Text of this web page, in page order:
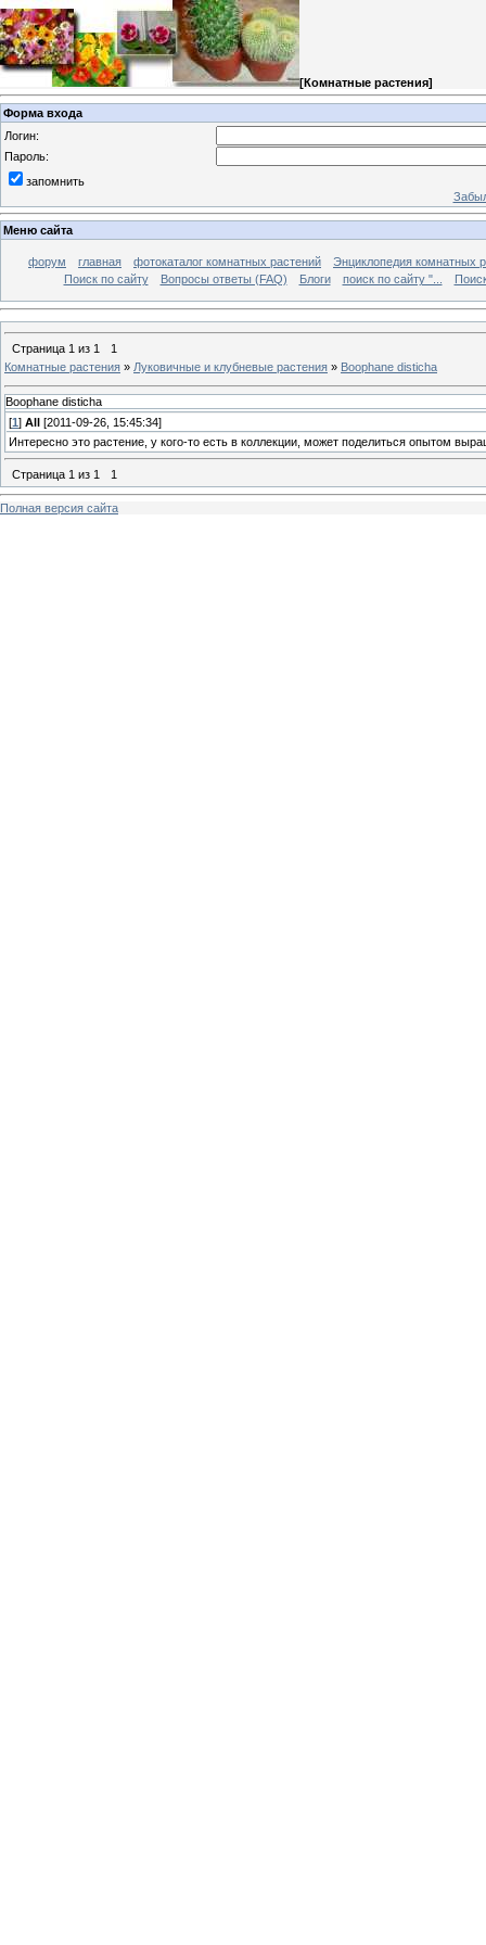
[Комнатные растения]
Форма входа
Логин:
Пароль:
запомнить
Меню сайта
форум главная фотокаталог комнатных растений
Энциклопедия комнатных
Поиск по сайту
Вопросы ответы (FAQ) Блоги поиск по сайту "...
Страница 1 из 1
1
Комнатные растения » Луковичные и клубневые растения » Boophane disticha
Boophane disticha
[1] All [2011-09-26, 15:45:34]
Интересно это растение, у кого-то есть в коллекции, может поделиться опытом
Страница 1 из 1 1
Полная версия сайта